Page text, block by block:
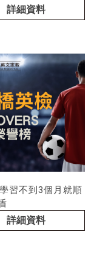
詳細資料
習不到3個月就順
詳細資料